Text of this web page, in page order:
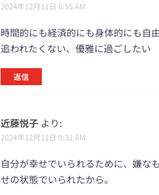
2024年12月11日 6:55 AM
時間的にも経済的にも身体的にも自
追われたくない、優雅に過ごしたい
返信
近藤悦子 より:
2024年12月11日 9:31 AM
自分が幸せでいられるために、嫌な
せの状態でいられたから。